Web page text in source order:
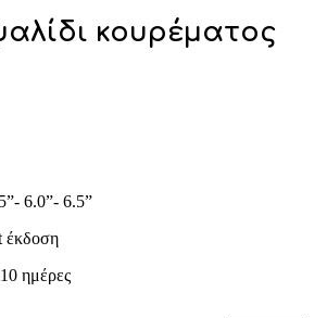
κουρέματος
6.0”- 6.5”
έκδοση
ημέρες